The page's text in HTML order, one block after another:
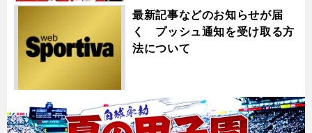
最新記事などのお知らせが届
く プッシュ通知を受け取る方
法について